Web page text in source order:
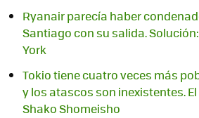
Ryanair parecía haber
Santiago con su salida.
York
Tokio tiene cuatro veces más
y los atascos son inexistentes.
Shako Shomeisho